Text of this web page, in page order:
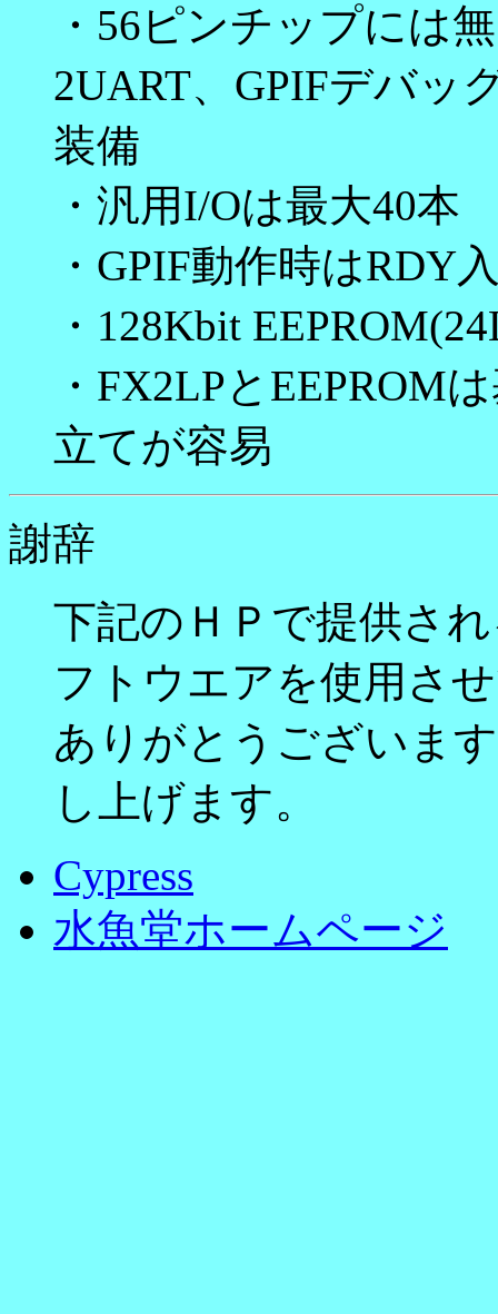
・56ピンチップには
2UART、GPIFデバッ
装備
・汎用I/Oは最大40本
・GPIF動作時はRDY
・128Kbit
・FX2LPとEEPROM
立てが容易
謝辞
下記のＨＰで提供さ
フトウエアを使用さ
ありがとうございま
し上げます。
Cypress
水魚堂ホームページ